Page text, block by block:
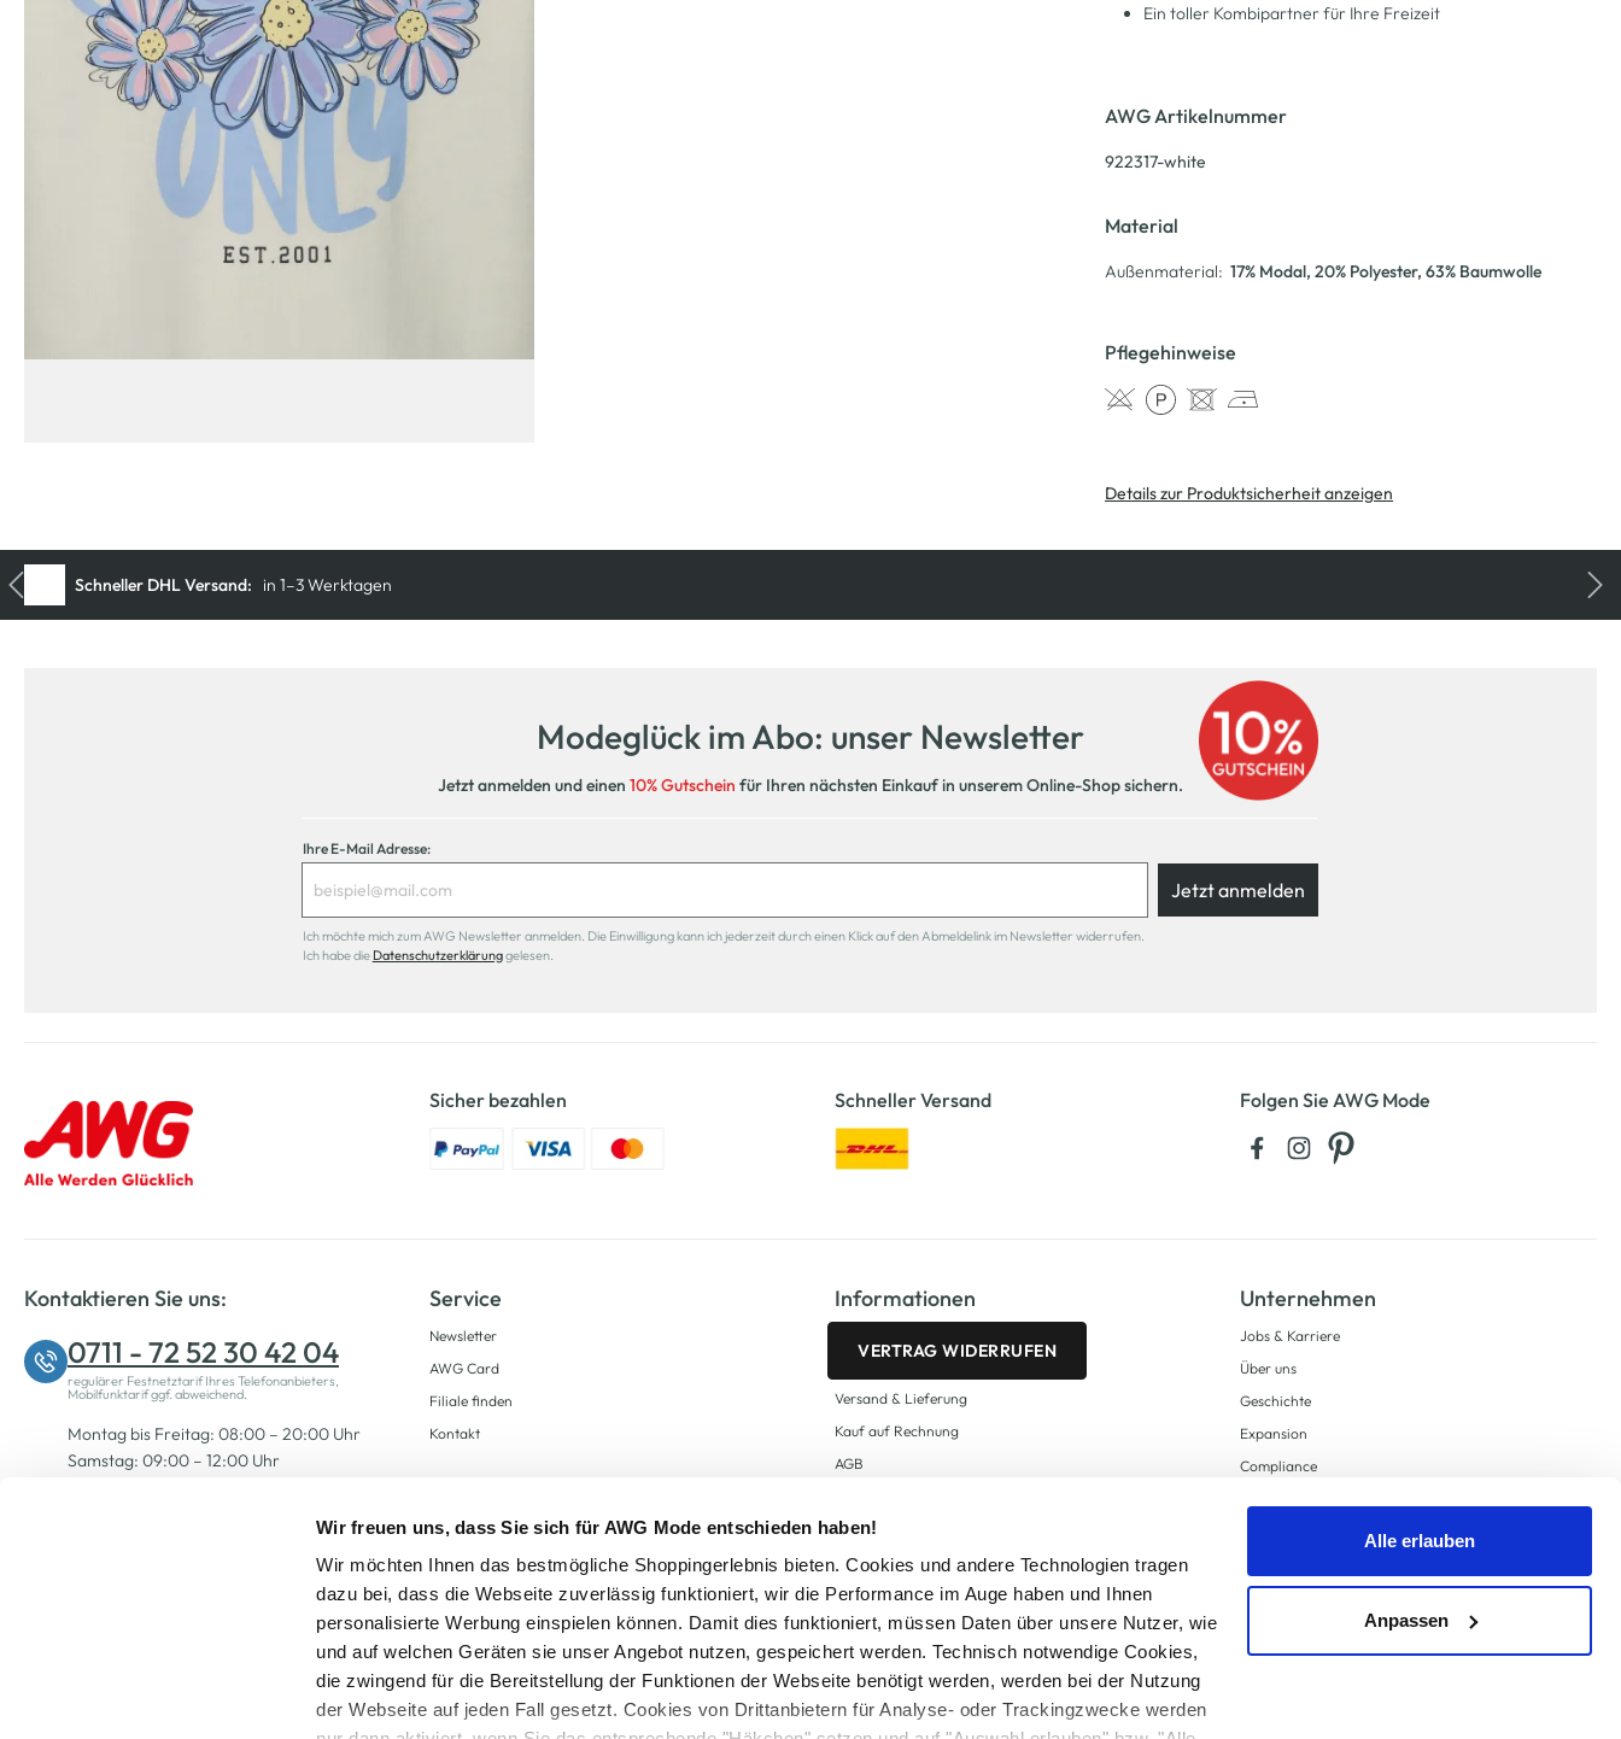
Wir freuen uns, dass Sie sich für AWG Mode entschieden haben!
Wir möchten Ihnen das bestmögliche Shoppingerlebnis bieten. Cookies und andere Technologien tragen
dazu bei, dass die Webseite zuverlässig funktioniert, wir die Performance im Auge haben und Ihnen
personalisierte Werbung einspielen können. Damit dies funktioniert, müssen Daten über unsere Nutzer, wie
und auf welchen Geräten sie unser Angebot nutzen, gespeichert werden. Technisch notwendige Cookies,
die zwingend für die Bereitstellung der Funktionen der Webseite benötigt werden, werden bei der Nutzung
der Webseite auf jeden Fall gesetzt. Cookies von Drittanbietern für Analyse- oder Trackingzwecke werden
Alle erlauben
Anpassen
Ein toller Kombipartner für Ihre Freizeit
AWG Artikelnummer
922317-white
Material
Außenmaterial: 17% Modal, 20% Polyester, 63% Baumwolle
Pflegehinweise
Details zur Produktsicherheit anzeigen
Modeglück im Abo: unser Newsletter
Jetzt anmelden und einen 10% Gutschein für Ihren nächsten Einkauf in unserem Online-Shop sichern.
Ihre E-Mail Adresse:
Jetzt anmelden
Ich möchte mich zum AWG Newsletter anmelden. Die Einwilligung kann ich jederzeit durch einen Klick auf den Abmeldelink im Newsletter widerrufen.
Ich habe die Datenschutzerklärunggelesen.
Sicher bezahlen Schneller Versand Folgen Sie AWG Mode
Kontaktieren Sie uns:
0711 - 72 52 30 42 04
regulärer Festnetztarif Ihres Telefonanbieters,
Mobilfunktarif ggf. abweichend.
Montag bis Freitag: 08:00 – 20:00 Uhr
Samstag: 09:00 – 12:00 Uhr
Service
Newsletter
AWG Card
Filiale finden
Kontakt
Informationen
VERTRAG WIDERRUFEN
Versand & Lieferung
Kauf auf Rechnung
AGB
Zahlungsarten
Datenschutz
AWG CARD Teilnahmebedingungen
Unternehmen
Jobs & Karriere
Über uns
Geschichte
Expansion
Compliance
Supply Chain Due Diligence